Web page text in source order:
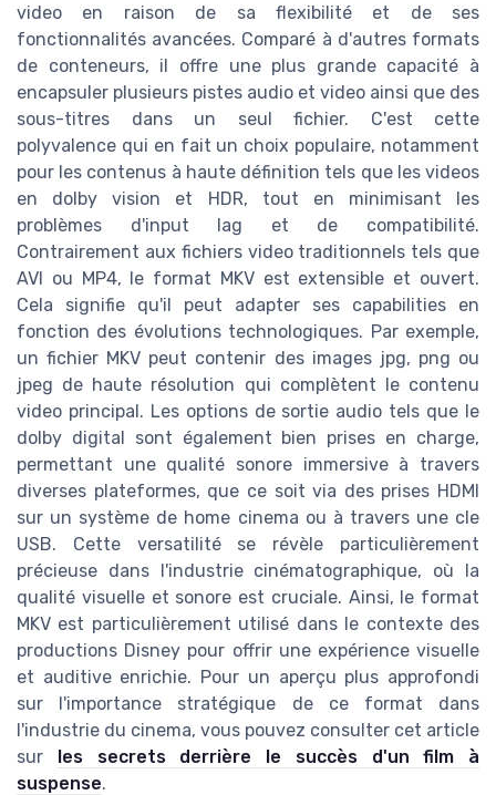
video en raison de sa flexibilité et de ses
fonctionnalités avancées. Comparé à d'autres formats
de conteneurs, il offre une plus grande capacité à
encapsuler plusieurs pistes audio et video ainsi que des
sous-titres dans un seul fichier. C'est cette
polyvalence qui en fait un choix populaire, notamment
pour les contenus à haute définition tels que les videos
en dolby vision et HDR, tout en minimisant les
problèmes d'input lag et de compatibilité.
Contrairement aux fichiers video traditionnels tels que
AVI ou MP4, le format MKV est extensible et ouvert.
Cela signifie qu'il peut adapter ses capabilities en
fonction des évolutions technologiques. Par exemple,
un fichier MKV peut contenir des images jpg, png ou
jpeg de haute résolution qui complètent le contenu
video principal. Les options de sortie audio tels que le
dolby digital sont également bien prises en charge,
permettant une qualité sonore immersive à travers
diverses plateformes, que ce soit via des prises HDMI
sur un système de home cinema ou à travers une cle
USB. Cette versatilité se révèle particulièrement
précieuse dans l'industrie cinématographique, où la
qualité visuelle et sonore est cruciale. Ainsi, le format
MKV est particulièrement utilisé dans le contexte des
productions Disney pour offrir une expérience visuelle
et auditive enrichie. Pour un aperçu plus approfondi
sur l'importance stratégique de ce format dans
l'industrie du cinema, vous pouvez consulter cet article
sur les secrets derrière le succès d'un film à
suspense.